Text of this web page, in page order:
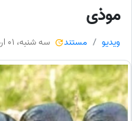
موذی
ویدیو مستند سه شنبه، 01 اردیبهشت 1405